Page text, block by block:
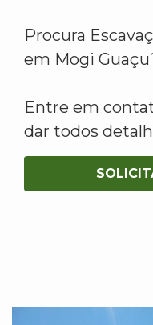
Procura
em Mogi
Entre em
dar todos